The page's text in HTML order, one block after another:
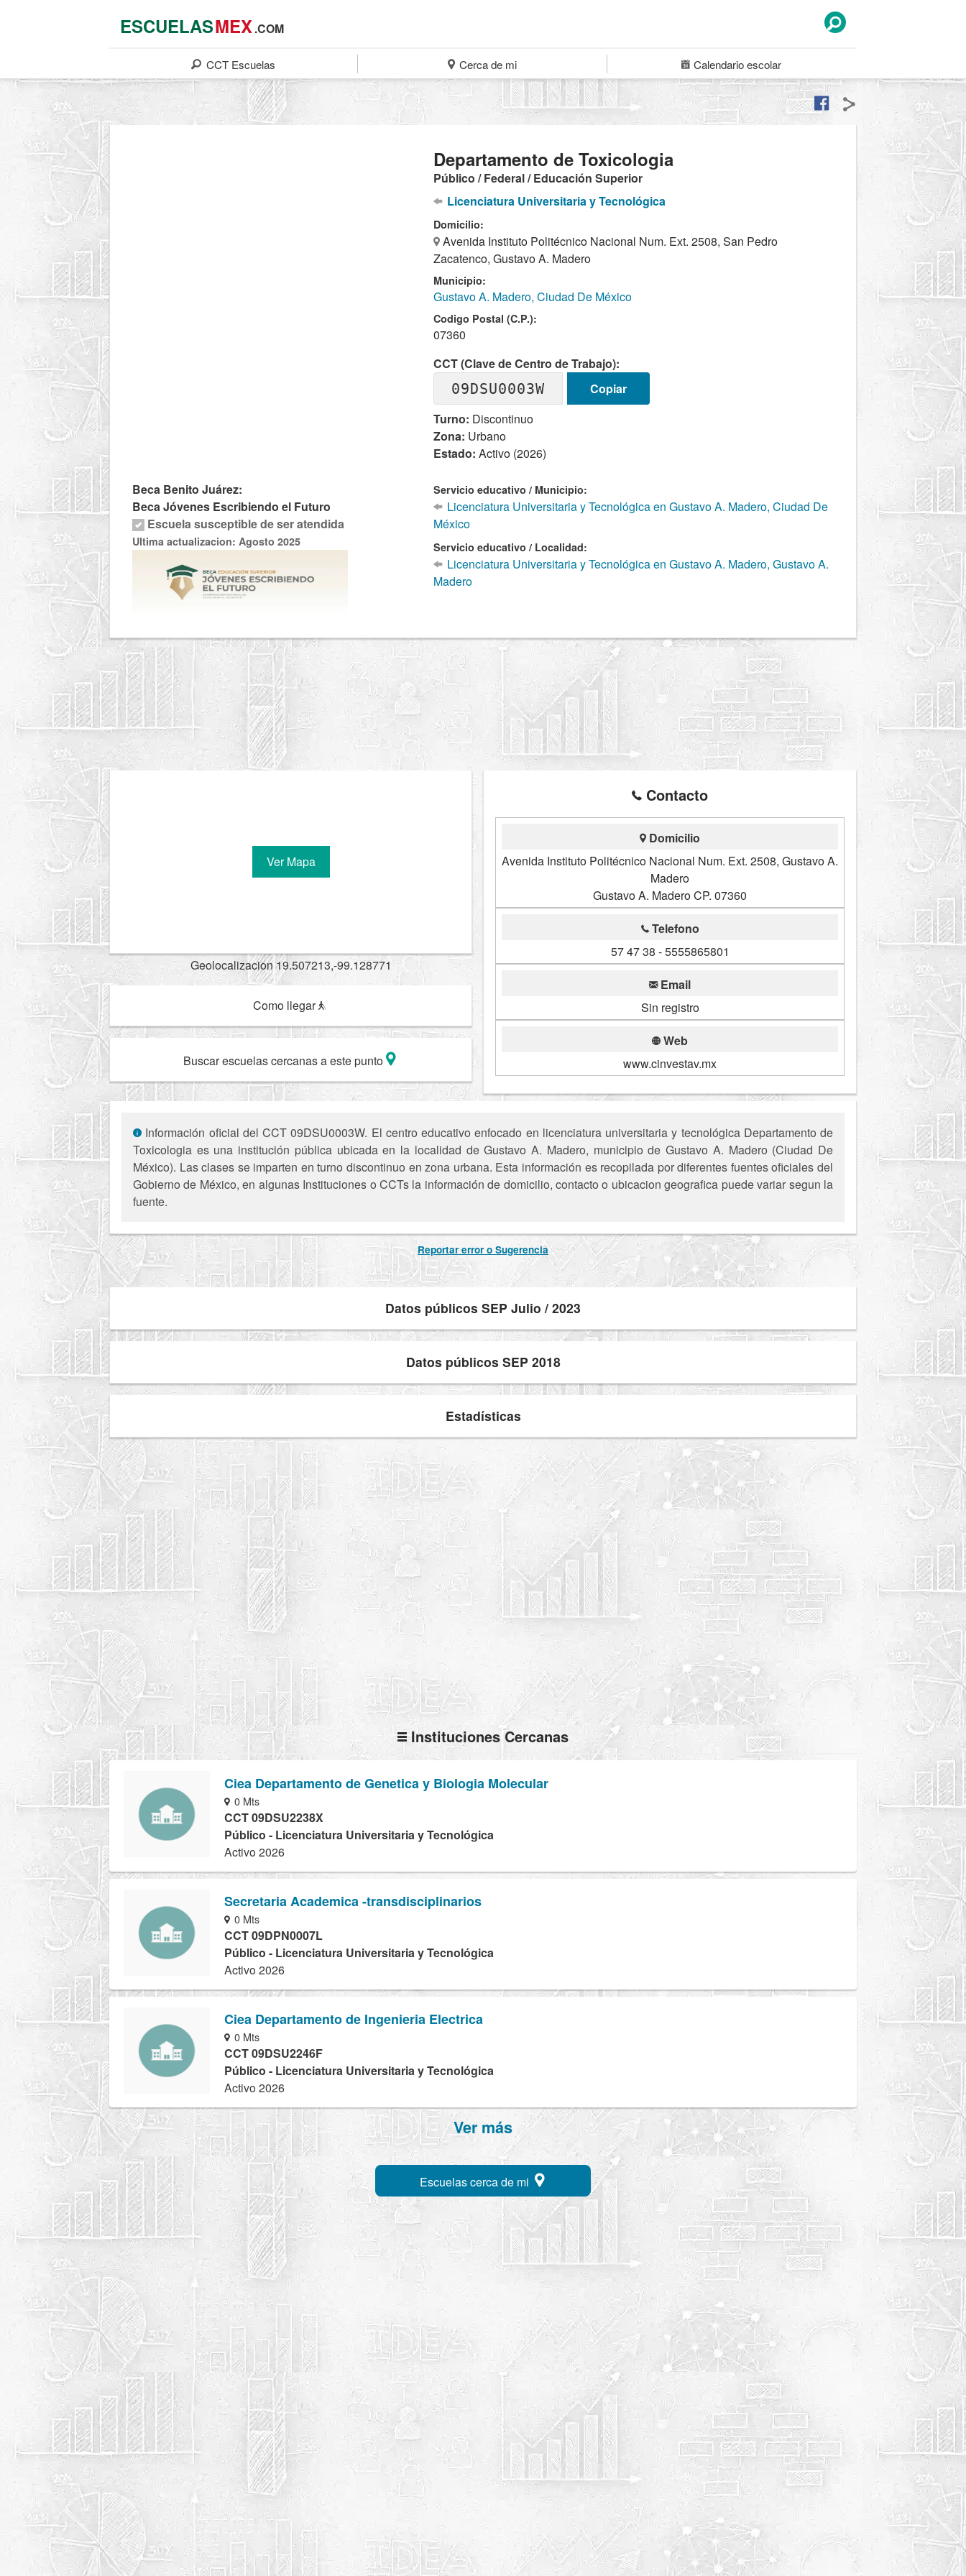
ESCUELASMEX.COM
CCT Escuelas Cerca de mi Calendarioescolar
Departamento de Toxicologia
Público / Federal / Educación Superior
Licenciatura Universitaria y Tecnológica
Domicilio:
Avenida Instituto Politécnico Nacional Num. Ext. 2508, San Pedro
Zacatenco, Gustavo A. Madero
Municipio:
Gustavo A. Madero, Ciudad De México
Codigo Postal (C.P.):
07360
CCT (Clave de Centro de Trabajo):
09DSU0003W
Copiar
Turno: Discontinuo
Zona: Urbano
Estado: Activo (2026)
Beca Benito Juárez:
Beca Jóvenes Escribiendo el Futuro
Escuela susceptible de ser atendida
Ultima actualizacion: Agosto 2025
Servicio educativo / Municipio:
Licenciatura Universitaria y Tecnológica en Gustavo A. Madero, Ciudad De
México
Servicio educativo / Localidad:
Licenciatura Universitaria y Tecnológica en Gustavo A. Madero, Gustavo A.
Madero
Ver Mapa
Geolocalizacion 19.507213,-99.128771
Como llegar
Buscar escuelas cercanas a este punto
Contacto
Domicilio
Avenida Instituto Politécnico Nacional Num. Ext. 2508, Gustavo A.
Madero
Gustavo A. Madero CP. 07360
Telefono
57 47 38 - 5555865801
Email
Sin registro
Web
www.cinvestav.mx
Información oficial del CCT 09DSU0003W. El centro educativo enfocado en licenciatura universitaria y tecnológica Departamento de
Toxicologia es una institución pública ubicada en la localidad de Gustavo A. Madero, municipio de Gustavo A. Madero (Ciudad De
México). Las clases se imparten en turno discontinuo en zona urbana. Esta información es recopilada por diferentes fuentes oficiales del
Gobierno de México, en algunas Instituciones o CCTs la información de domicilio, contacto o ubicacion geografica puede variar segun la
fuente.
Reportar error o Sugerencia
Datos públicos SEP Julio / 2023
Datos públicos SEP 2018
Estadísticas
Instituciones Cercanas
Ciea Departamento de Genetica y Biologia Molecular
0 Mts
CCT 09DSU2238X
Público - Licenciatura Universitaria y Tecnológica
Activo 2026
Secretaria Academica -transdisciplinarios
0 Mts
CCT 09DPN0007L
Público - Licenciatura Universitaria y Tecnológica
Activo 2026
Ciea Departamento de Ingenieria Electrica
0 Mts
CCT 09DSU2246F
Público - Licenciatura Universitaria y Tecnológica
Activo 2026
Ver más
Escuelas cerca de mi